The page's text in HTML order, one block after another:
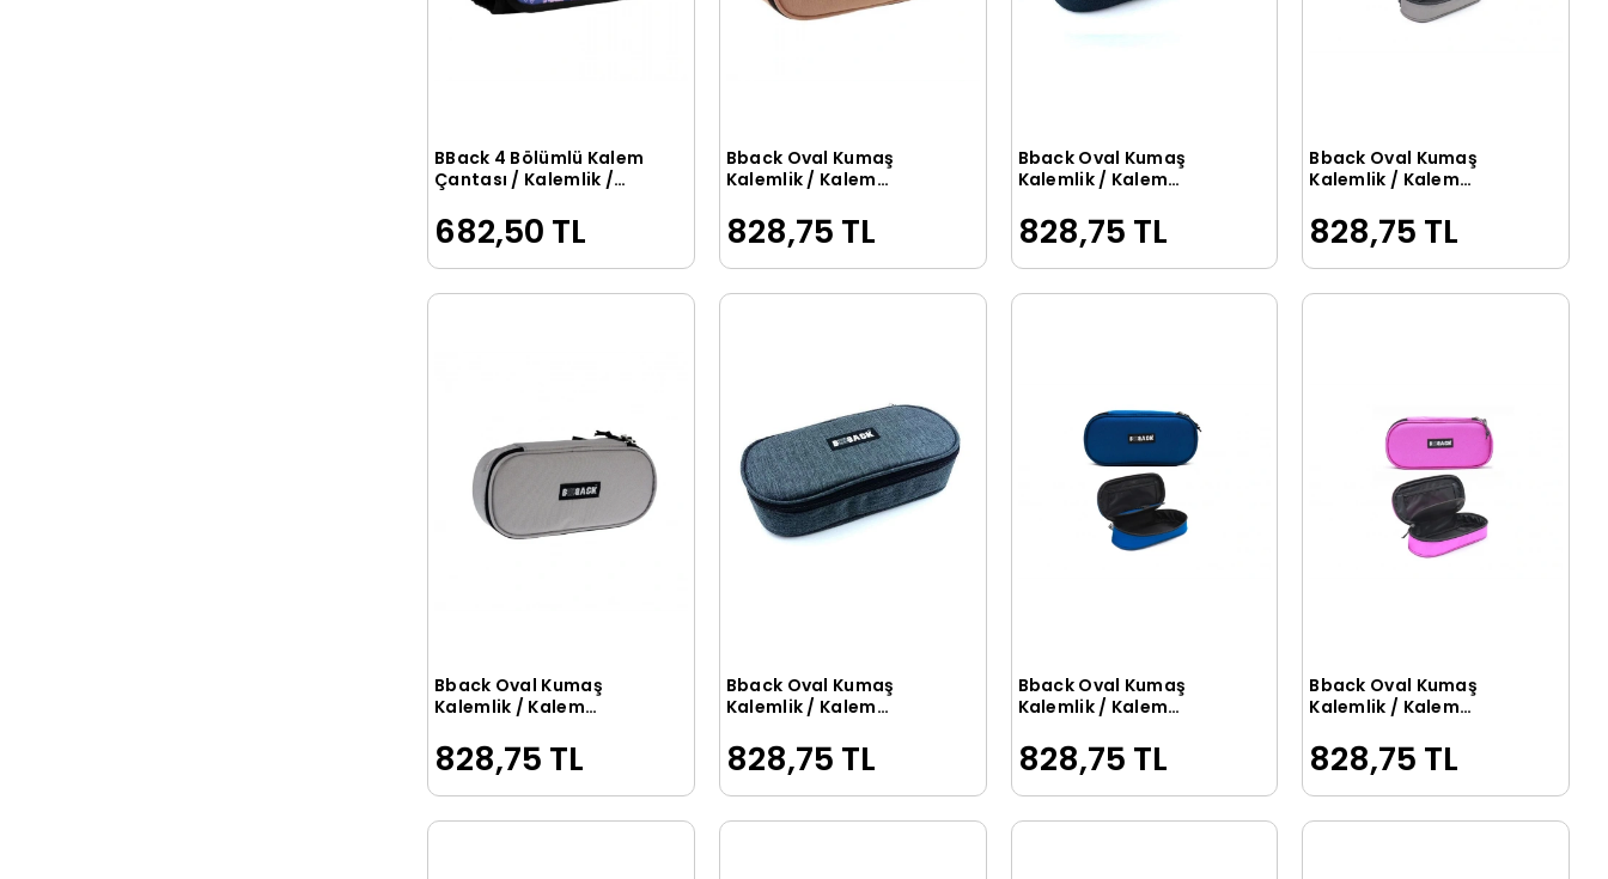
Sepete Ekle
BBack 4 Bölümlü Kalem
Çantası / Kalemlik /
DEGRADE
682,50 TL
Sepete Ekle
Bback Oval Kumaş
Kalemlik / Kalem
828,75 TL
Sepete Ekle
Bback Oval Kumaş
Kalemlik / Kalem
828,75 TL
Sepete Ekle
Bback Oval Kumaş
Kalemlik / Kalem
828,75 TL
Sepete Ekle
Bback Oval Kumaş
Kalemlik / Kalem
828,75 TL
Sepete Ekle
Bback Oval Kumaş
Kalemlik / Kalem
828,75 TL
Sepete Ekle
Bback Oval Kumaş
Kalemlik / Kalem
828,75 TL
Sepete Ekle
Bback Oval Kumaş
Kalemlik / Kalem
828,75 TL